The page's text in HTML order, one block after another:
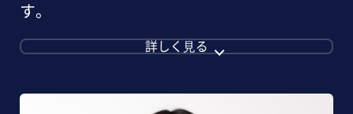
す。